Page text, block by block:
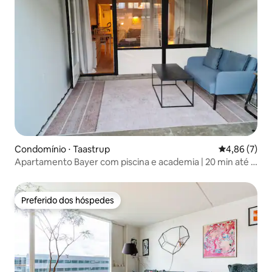
Condomínio ⋅ Taastrup 4,86 de uma
4,86 (7)
Apartamento Bayer com piscina e academia | 20 min até o
Preferido dos hóspedes
Preferido dos hóspedes